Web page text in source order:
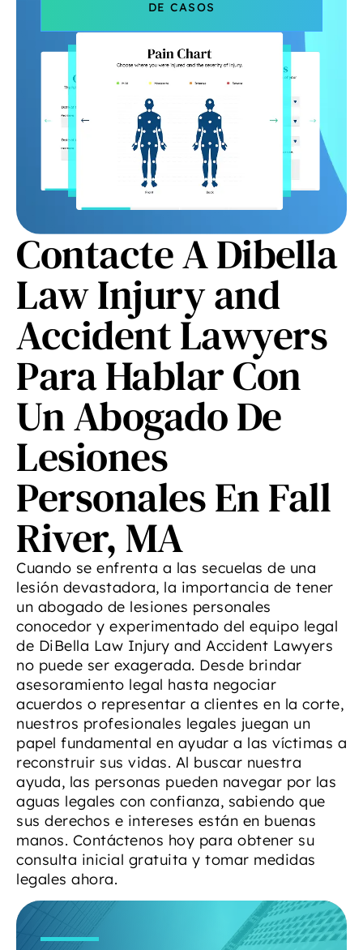
DE CASOS
Contacte A Dibella
Law Injury and
Accident Lawyers
Para Hablar Con
Un Abogado De
Lesiones
Personales En Fall
River, MA
Cuando se enfrenta a las secuelas de una
lesión devastadora, la importancia de tener
un abogado de lesiones personales
conocedor y experimentado del equipo legal
de DiBella Law Injury and Accident Lawyers
no puede ser exagerada. Desde brindar
asesoramiento legal hasta negociar
acuerdos o representar a clientes en la corte,
nuestros profesionales legales juegan un
papel fundamental en ayudar a las víctimas a
reconstruir sus vidas. Al buscar nuestra
ayuda, las personas pueden navegar por las
aguas legales con confianza, sabiendo que
sus derechos e intereses están en buenas
manos. Contáctenos hoy para obtener su
consulta inicial gratuita y tomar medidas
legales ahora.